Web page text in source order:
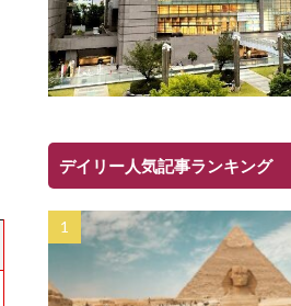
デイリー人気記事ランキング